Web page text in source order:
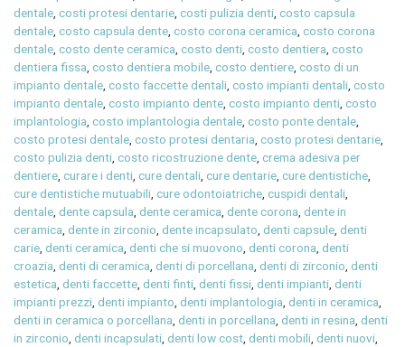
dentale,costi protesi dentarie,costi pulizia denti,costo capsula
dentale,costo capsula dente,costo corona ceramica,costo corona
dentale,costo dente ceramica,costo denti,costo dentiera,costo
dentiera fissa,costo dentiera mobile,costo dentiere,costo di un
impianto dentale,costo faccette dentali,costo impianti dentali,costo
impianto dentale,costo impianto dente,costo impianto denti,costo
implantologia,costo implantologia dentale,costo ponte dentale,
costo protesi dentale,costo protesi dentaria,costo protesi dentarie,
costo pulizia denti,costo ricostruzione dente,crema adesiva per
dentiere,curare i denti,cure dentali,cure dentarie,cure dentistiche,
cure dentistiche mutuabili,cure odontoiatriche,cuspidi dentali,
dentale,dente capsula,dente ceramica,dente corona,dente in
ceramica,dente in zirconio,dente incapsulato,denti capsule,denti
carie,denti ceramica,denti che si muovono,denti corona,denti
croazia,denti di ceramica,denti di porcellana,denti di zirconio,denti
estetica,denti faccette,denti finti,denti fissi,denti impianti,denti
impianti prezzi,denti impianto,denti implantologia,denti in ceramica,
denti in ceramica o porcellana,denti in porcellana,denti in resina,denti
in zirconio,denti incapsulati,denti low cost,denti mobili,denti nuovi,